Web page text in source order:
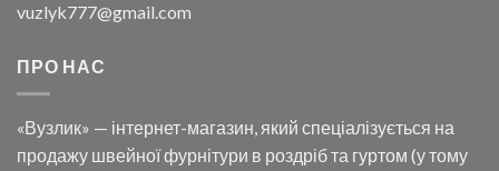
vuzlyk777@gmail.com
ПРО НАС
«Вузлик» — інтернет-магазин, який спеціалізується на
продажу швейної фурнітури в роздріб та гуртом (у тому